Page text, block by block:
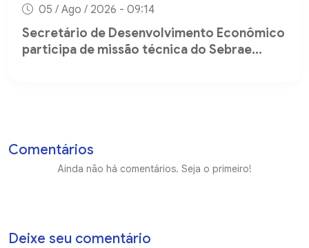
05 / Ago / 2026 - 09:14
Secretário de Desenvolvimento Econômico
participa de missão técnica do Sebrae...
Comentários
Ainda não há comentários. Seja o primeiro!
Deixe seu comentário